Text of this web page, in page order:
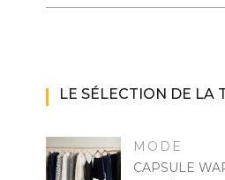
LE SÉLECTION DE LA
MODE
CAPSULE